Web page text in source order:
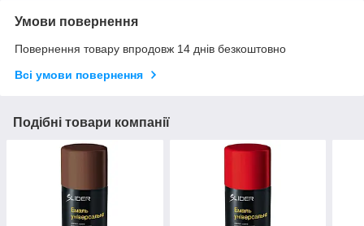
Умови повернення
Повернення товару впродовж 14 днів безкоштовно
Всі умови повернення
Подібні товари компанії